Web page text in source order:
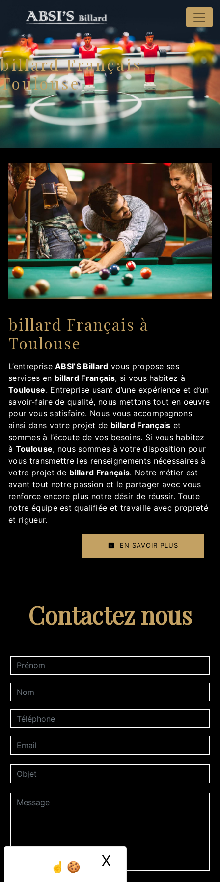
X
billard Français
Toulouse
billard Français à
Toulouse
L’entrepriseABSI’S Billard vous propose ses
services en billard Français, si vous habitez à
Toulouse. Entreprise usant d’une expérience et d’un
savoir-faire de qualité, nous mettons tout en oeuvre
pour vous satisfaire. Nous vous accompagnons
ainsi dans votre projet de billard Français et
sommes à l’écoute de vos besoins. Si vous habitez
à Toulouse, nous sommes à votre disposition pour
vous transmettre les renseignements nécessaires à
votre projet de billard Français. Notre métier est
avant tout notre passion et le partager avec vous
renforce encore plus notre désir de réussir. Toute
notre équipe est qualifiée et travaille avec propreté
et rigueur.
EN SAVOIR PLUS
Contactez nous